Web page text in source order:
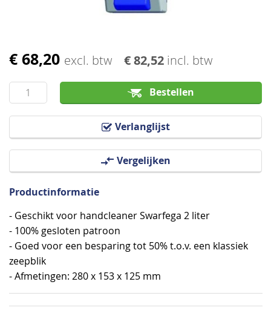
€ 68,20 excl. btw € 82,52 incl. btw
Bestellen
Verlanglijst
Vergelijken
Ga
het
begin
van
Productinformatie
- Geschikt voor handcleaner Swarfega 2 liter
- 100% gesloten patroon
- Goed voor een besparing tot 50% t.o.v. een klassiek
zeepblik
- Afmetingen: 280 x 153 x 125 mm